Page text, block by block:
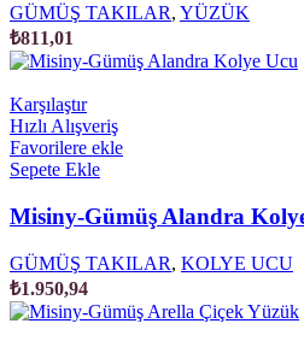
GÜMÜŞ TAKILAR, YÜZÜK
₺811,01
Karşılaştır
Hızlı Alışveriş
Favorilere ekle
Sepete Ekle
Misiny-Gümüş Alandra
GÜMÜŞ TAKILAR, KOLYE UCU
₺1.950,94